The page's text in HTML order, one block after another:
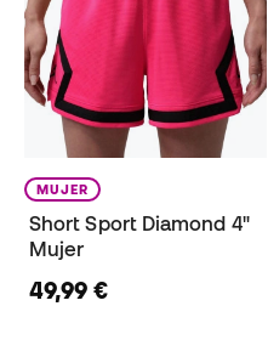
MUJER
Short Sport Diamond 4"
Mujer
49,99 €